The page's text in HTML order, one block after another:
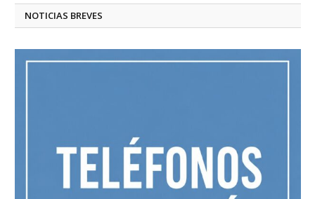
NOTICIAS BREVES